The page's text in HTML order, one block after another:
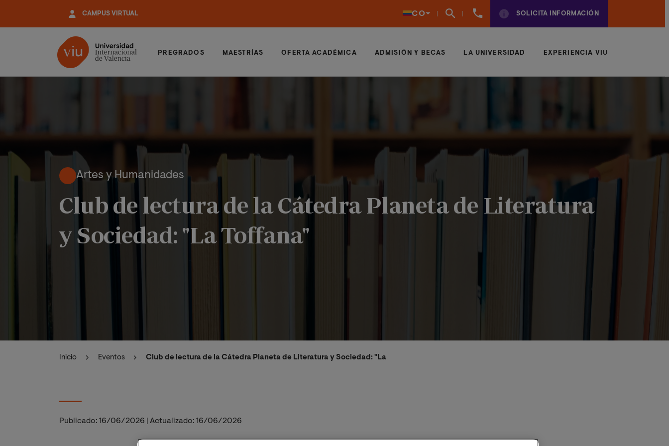
contenido
CAMPUS VIRTUAL CO
(+57)
SOLICITA INFORMACIÓN
PREGRADOS MAESTRÍAS OFERTA ACADÉMICA ADMISIÓN Y BECAS LA UNIVERSIDAD EXPERIENCIA VIU
Artes y Humanidades
Club de lectura de la Cátedra Planeta de Literatura
y Sociedad: "La Toffana"
Inicio Eventos Club de lectura de la Cátedra Planeta de Literatura y Sociedad: "La Toffana"
Publicado: 16/06/2026 Actualizado: 16/06/2026